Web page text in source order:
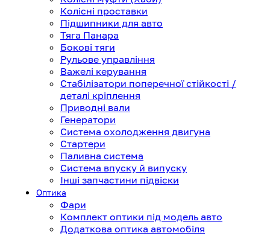
Колісні проставки
Підшипники для авто
Тяга Панара
Бокові тяги
Рульове управління
Важелі керування
Стабілізатори поперечної стійкості /
деталі кріплення
Приводні вали
Генератори
Система охолодження двигуна
Стартери
Паливна система
Система впуску й випуску
Інші запчастини підвіски
Оптика
Фари
Комплект оптики під модель авто
Додаткова оптика автомобіля